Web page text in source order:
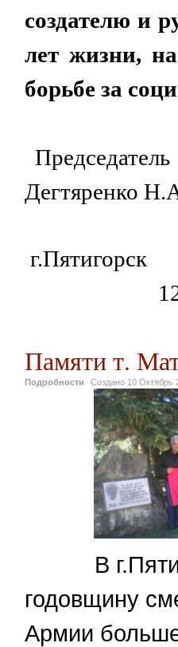
создателю и
лет жизни,
борьбе за
Дегтяренко
12
Памяти т.
Подробности Создано 10 Октябрь
В
годовщину
Армии